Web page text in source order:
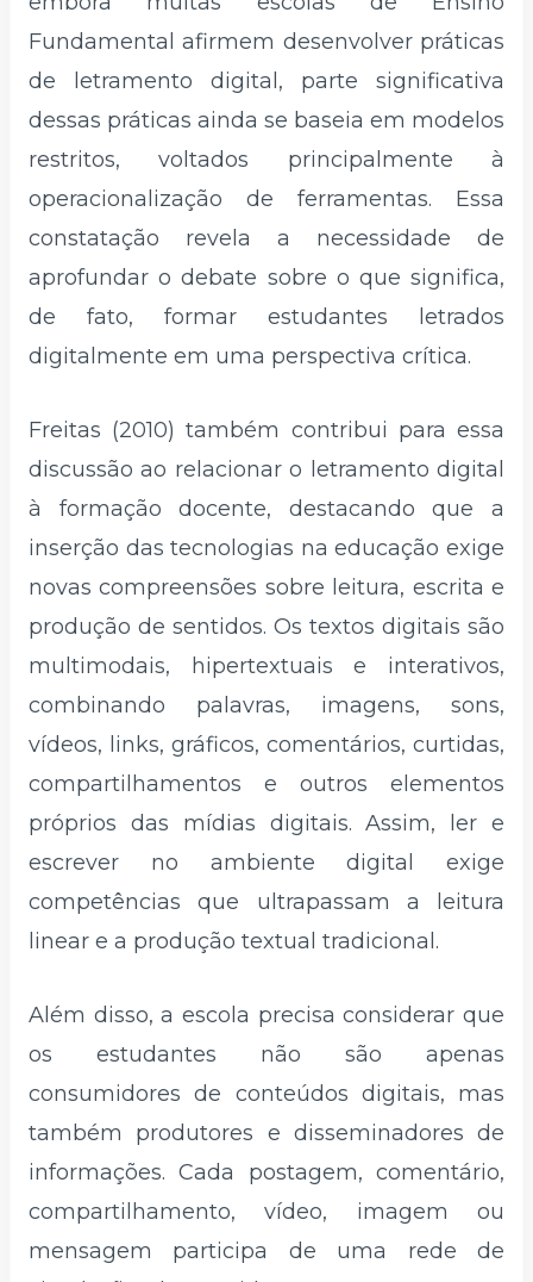
Fundamental afirmem desenvolver práticas
de letramento digital, parte significativa
dessas práticas ainda se baseia em modelos
restritos, voltados principalmente à
operacionalização de ferramentas. Essa
constatação revela a necessidade de
aprofundar o debate sobre o que significa,
de fato, formar estudantes letrados
digitalmente em uma perspectiva crítica.
Freitas (2010) também contribui para essa
discussão ao relacionar o letramento digital
à formação docente, destacando que a
inserção das tecnologias na educação exige
novas compreensões sobre leitura, escrita e
produção de sentidos. Os textos digitais são
multimodais, hipertextuais e interativos,
combinando palavras, imagens, sons,
vídeos, links, gráficos, comentários, curtidas,
compartilhamentos e outros elementos
próprios das mídias digitais. Assim, ler e
escrever no ambiente digital exige
competências que ultrapassam a leitura
linear e a produção textual tradicional.
Além disso, a escola precisa considerar que
os estudantes não são apenas
consumidores de conteúdos digitais, mas
também produtores e disseminadores de
informações. Cada postagem, comentário,
compartilhamento, vídeo, imagem ou
mensagem participa de uma rede de